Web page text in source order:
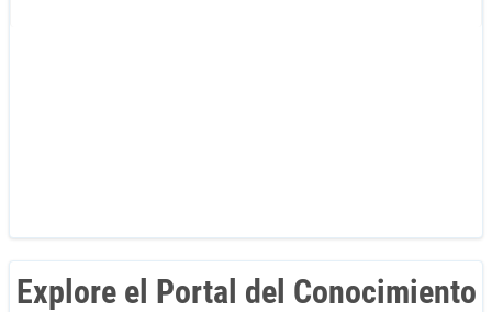
Explore el Portal del Conocimiento